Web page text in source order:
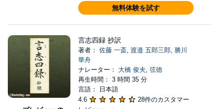
無料体験を試す
言志四録 抄訳
著者： 佐藤 一斎, 渡邉 五郎三郎, 勝川
華舟
ナレーター： 大橋 俊夫, 弦徳
再生時間： 3 時間 35 分
言語： 日本語
4.6
28件のカスタマー